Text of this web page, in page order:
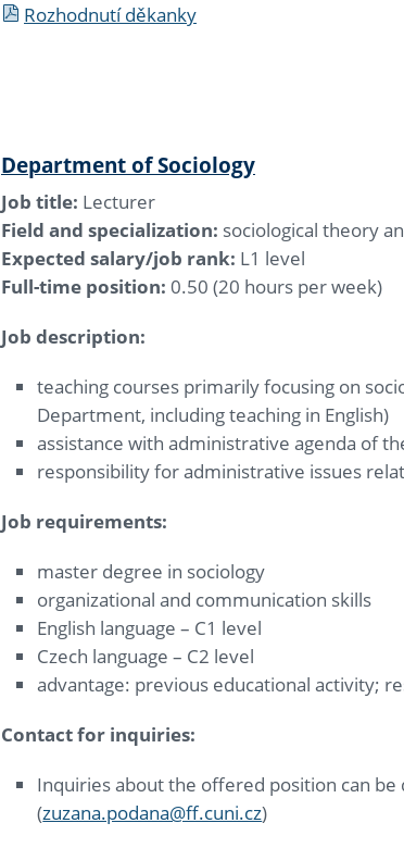
Rozhodnutí děkanky
Department of Sociology
Job title: Lecturer
Field and specialization: sociological theory
Expected salary/job rank: L1 level
Full-time position: 0.50 (20 hours per week)
Job description:
teaching courses primarily focusing on
Department, including teaching in English)
assistance with administrative agenda of
responsibility for administrative issues
Job requirements:
master degree in sociology
organizational and communication skills
English language – C1 level
Czech language – C2 level
advantage: previous educational activity;
Contact for inquiries:
Inquiries about the offered position can
(zuzana.podana@ff.cuni.cz)